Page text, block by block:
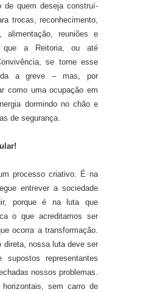
de quem deseja construí-
trocas, reconhecimento,
alimentação, reuniões e
que a Reitoria, ou até
se torne esse
a greve – mas, por
como uma ocupação em
dormindo no chão e
de segurança.
processo criativo. É na
entrever a sociedade
porque é na luta que
o que acreditamos ser
ocorra a transformação.
direta, nossa luta deve ser
representantes
nossos problemas.
sem carro de